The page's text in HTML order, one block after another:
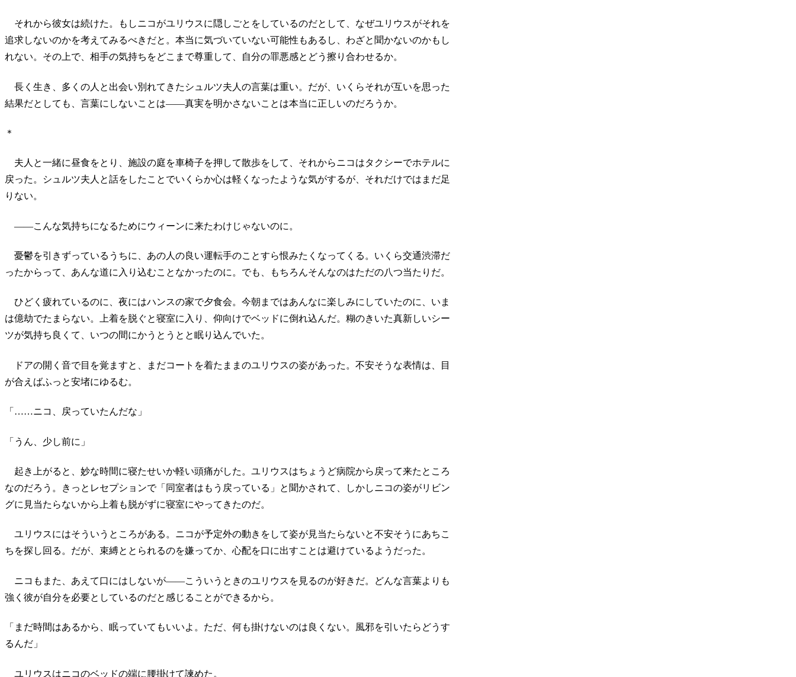
それから彼女は続けた。もしニコがユリウスに隠しごとをしているのだとして、なぜユリウスがそれを
追求しないのかを考えてみるべきだと。本当に気づいていない可能性もあるし、わざと聞かないのかもし
れない。その上で、相手の気持ちをどこまで尊重して、自分の罪悪感とどう擦り合わせるか。
長く生き、多くの人と出会い別れてきたシュルツ夫人の言葉は重い。だが、いくらそれが互いを思った
結果だとしても、言葉にしないことは――真実を明かさないことは本当に正しいのだろうか。
＊
夫人と一緒に昼食をとり、施設の庭を車椅子を押して散歩をして、それからニコはタクシーでホテルに
戻った。シュルツ夫人と話をしたことでいくらか心は軽くなったような気がするが、それだけではまだ足
りない。
――こんな気持ちになるためにウィーンに来たわけじゃないのに。
憂鬱を引きずっているうちに、あの人の良い運転手のことすら恨みたくなってくる。いくら交通渋滞だ
ったからって、あんな道に入り込むことなかったのに。でも、もちろんそんなのはただの八つ当たりだ。
ひどく疲れているのに、夜にはハンスの家で夕食会。今朝まではあんなに楽しみにしていたのに、いま
は億劫でたまらない。上着を脱ぐと寝室に入り、仰向けでベッドに倒れ込んだ。糊のきいた真新しいシー
ツが気持ち良くて、いつの間にかうとうとと眠り込んでいた。
ドアの開く音で目を覚ますと、まだコートを着たままのユリウスの姿があった。不安そうな表情は、目
が合えばふっと安堵にゆるむ。
「……ニコ、戻っていたんだな」
「うん、少し前に」
起き上がると、妙な時間に寝たせいか軽い頭痛がした。ユリウスはちょうど病院から戻って来たところ
なのだろう。きっとレセプションで「同室者はもう戻っている」と聞かされて、しかしニコの姿がリビン
グに見当たらないから上着も脱がずに寝室にやってきたのだ。
ユリウスにはそういうところがある。ニコが予定外の動きをして姿が見当たらないと不安そうにあちこ
ちを探し回る。だが、束縛ととられるのを嫌ってか、心配を口に出すことは避けているようだった。
ニコもまた、あえて口にはしないが――こういうときのユリウスを見るのが好きだ。どんな言葉よりも
強く彼が自分を必要としているのだと感じることができるから。
「まだ時間はあるから、眠っていてもいいよ。ただ、何も掛けないのは良くない。風邪を引いたらどうす
るんだ」
ユリウスはニコのベッドの端に腰掛けて諫めた。